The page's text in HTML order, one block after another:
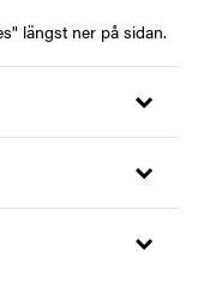
längst ner på sidan.